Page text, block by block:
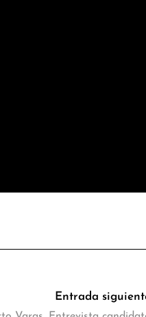
Entrada